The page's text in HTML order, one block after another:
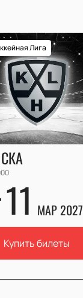
Лига
11 МАР 2027
Купить билеты